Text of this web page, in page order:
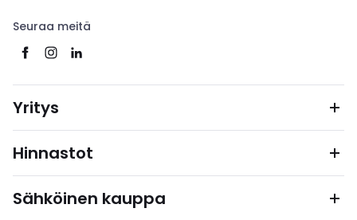
Seuraa meitä
Yritys
Hinnastot
Sähköinen kauppa